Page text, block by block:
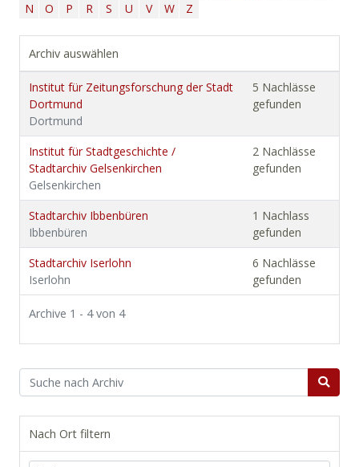
N
O P R S U V W Z
Archiv auswählen
Institut für Zeitungsforschung der Stadt
Dortmund
Dortmund
5 Nachlässe
gefunden
Institut für Stadtgeschichte /
Stadtarchiv Gelsenkirchen
Gelsenkirchen
2 Nachlässe
gefunden
Stadtarchiv Ibbenbüren
Ibbenbüren
1 Nachlass
gefunden
Stadtarchiv Iserlohn
Iserlohn
6 Nachlässe
gefunden
Archive 1 - 4 von 4
Nach Ort filtern